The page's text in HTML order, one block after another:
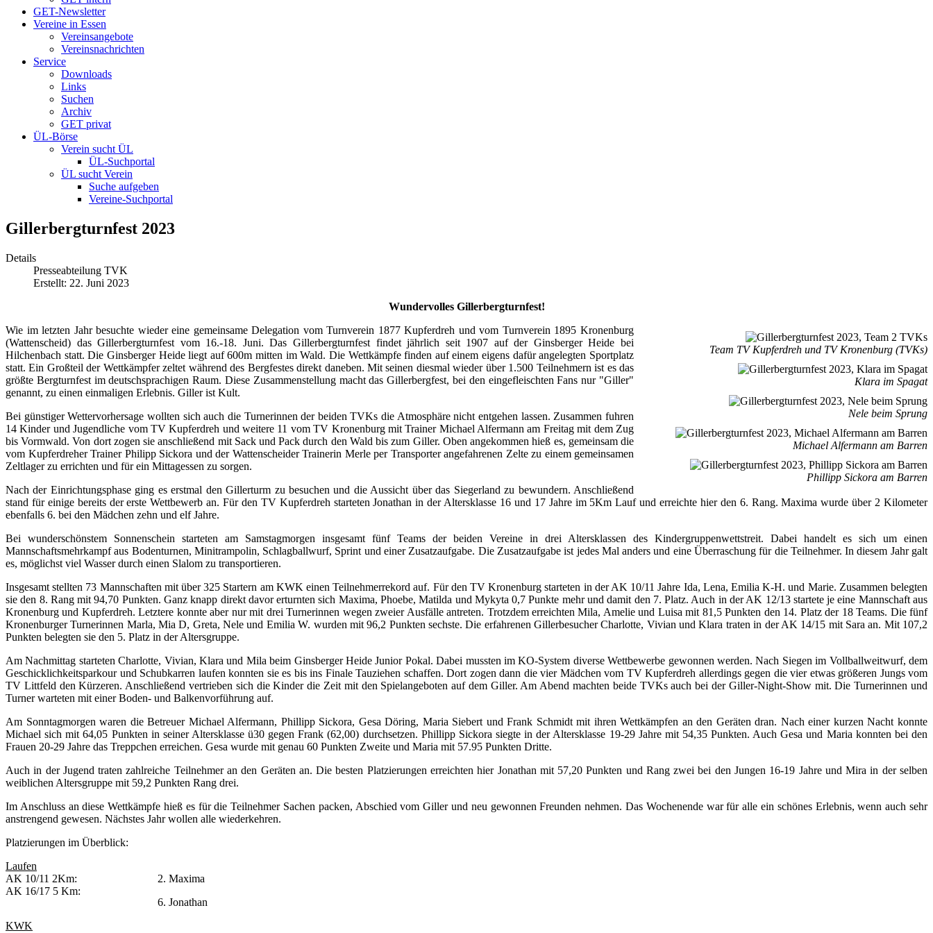
GET-Newsletter
Vereine in Essen
Vereinsangebote
Vereinsnachrichten
Service
Downloads
Links
Suchen
Archiv
GET privat
ÜL-Börse
Verein sucht ÜL
ÜL-Suchportal
ÜL sucht Verein
Suche aufgeben
Vereine-Suchportal
Gillerbergturnfest 2023
Details
Presseabteilung TVK
Erstellt: 22. Juni 2023
Wundervolles Gillerbergturnfest!
Team TV Kupferdreh und TV Kronenburg (TVKs)
Klara im Spagat
Nele beim Sprung
Michael Alfermann am Barren
Phillipp Sickora am Barren
Wie im letzten Jahr besuchte wieder eine gemeinsame Delegation vom Turnverein 1877 Kupferdreh und vom Turnverein 1895 Kronenburg
(Wattenscheid) das Gillerbergturnfest vom 16.-18. Juni. Das Gillerbergturnfest findet jährlich seit 1907 auf der Ginsberger Heide bei
Hilchenbach statt. Die Ginsberger Heide liegt auf 600m mitten im Wald. Die Wettkämpfe finden auf einem eigens dafür angelegten Sportplatz
statt. Ein Großteil der Wettkämpfer zeltet während des Bergfestes direkt daneben. Mit seinen diesmal wieder über 1.500 Teilnehmern ist es das
größte Bergturnfest im deutschsprachigen Raum. Diese Zusammenstellung macht das Gillerbergfest, bei den eingefleischten Fans nur "Giller"
genannt, zu einen einmaligen Erlebnis. Giller ist Kult.
Bei günstiger Wettervorhersage wollten sich auch die Turnerinnen der beiden TVKs die Atmosphäre nicht entgehen lassen. Zusammen fuhren
14 Kinder und Jugendliche vom TV Kupferdreh und weitere 11 vom TV Kronenburg mit Trainer Michael Alfermann am Freitag mit dem Zug
bis Vormwald. Von dort zogen sie anschließend mit Sack und Pack durch den Wald bis zum Giller. Oben angekommen hieß es, gemeinsam die
vom Kupferdreher Trainer Philipp Sickora und der Wattenscheider Trainerin Merle per Transporter angefahrenen Zelte zu einem gemeinsamen
Zeltlager zu errichten und für ein Mittagessen zu sorgen.
Nach der Einrichtungsphase ging es erstmal den Gillerturm zu besuchen und die Aussicht über das Siegerland zu bewundern. Anschließend
stand für einige bereits der erste Wettbewerb an. Für den TV Kupferdreh starteten Jonathan in der Altersklasse 16 und 17 Jahre im 5Km Lauf und erreichte hier den 6. Rang. Maxima wurde über 2 Kilometer
ebenfalls 6. bei den Mädchen zehn und elf Jahre.
Bei wunderschönstem Sonnenschein starteten am Samstagmorgen insgesamt fünf Teams der beiden Vereine in drei Altersklassen des Kindergruppenwettstreit. Dabei handelt es sich um einen
Mannschaftsmehrkampf aus Bodenturnen, Minitrampolin, Schlagballwurf, Sprint und einer Zusatzaufgabe. Die Zusatzaufgabe ist jedes Mal anders und eine Überraschung für die Teilnehmer. In diesem Jahr galt
es, möglichst viel Wasser durch einen Slalom zu transportieren.
Insgesamt stellten 73 Mannschaften mit über 325 Startern am KWK einen Teilnehmerrekord auf. Für den TV Kronenburg starteten in der AK 10/11 Jahre Ida, Lena, Emilia K-H. und Marie. Zusammen belegten
sie den 8. Rang mit 94,70 Punkten. Ganz knapp direkt davor erturnten sich Maxima, Phoebe, Matilda und Mykyta 0,7 Punkte mehr und damit den 7. Platz. Auch in der AK 12/13 startete je eine Mannschaft aus
Kronenburg und Kupferdreh. Letztere konnte aber nur mit drei Turnerinnen wegen zweier Ausfälle antreten. Trotzdem erreichten Mila, Amelie und Luisa mit 81,5 Punkten den 14. Platz der 18 Teams. Die fünf
Kronenburger Turnerinnen Marla, Mia D, Greta, Nele und Emilia W. wurden mit 96,2 Punkten sechste. Die erfahrenen Gillerbesucher Charlotte, Vivian und Klara traten in der AK 14/15 mit Sara an. Mit 107,2
Punkten belegten sie den 5. Platz in der Altersgruppe.
Am Nachmittag starteten Charlotte, Vivian, Klara und Mila beim Ginsberger Heide Junior Pokal. Dabei mussten im KO-System diverse Wettbewerbe gewonnen werden. Nach Siegen im Vollballweitwurf, dem
Geschicklichkeitsparkour und Schubkarren laufen konnten sie es bis ins Finale Tauziehen schaffen. Dort zogen dann die vier Mädchen vom TV Kupferdreh allerdings gegen die vier etwas größeren Jungs vom
TV Littfeld den Kürzeren. Anschließend vertrieben sich die Kinder die Zeit mit den Spielangeboten auf dem Giller. Am Abend machten beide TVKs auch bei der Giller-Night-Show mit. Die Turnerinnen und
Turner warteten mit einer Boden- und Balkenvorführung auf.
Am Sonntagmorgen waren die Betreuer Michael Alfermann, Phillipp Sickora, Gesa Döring, Maria Siebert und Frank Schmidt mit ihren Wettkämpfen an den Geräten dran. Nach einer kurzen Nacht konnte
Michael sich mit 64,05 Punkten in seiner Altersklasse ü30 gegen Frank (62,00) durchsetzen. Phillipp Sickora siegte in der Altersklasse 19-29 Jahre mit 54,35 Punkten. Auch Gesa und Maria konnten bei den
Frauen 20-29 Jahre das Treppchen erreichen. Gesa wurde mit genau 60 Punkten Zweite und Maria mit 57.95 Punkten Dritte.
Auch in der Jugend traten zahlreiche Teilnehmer an den Geräten an. Die besten Platzierungen erreichten hier Jonathan mit 57,20 Punkten und Rang zwei bei den Jungen 16-19 Jahre und Mira in der selben
weiblichen Altersgruppe mit 59,2 Punkten Rang drei.
Im Anschluss an diese Wettkämpfe hieß es für die Teilnehmer Sachen packen, Abschied vom Giller und neu gewonnen Freunden nehmen. Das Wochenende war für alle ein schönes Erlebnis, wenn auch sehr
anstrengend gewesen. Nächstes Jahr wollen alle wiederkehren.
Platzierungen im Überblick:
Laufen
AK 10/11 2Km:
2. Maxima
AK 16/17 5 Km:
6. Jonathan
KWK